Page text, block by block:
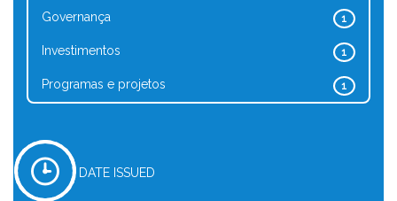
1
Governança
1
Investimentos
1
Programas e projetos
DATE ISSUED